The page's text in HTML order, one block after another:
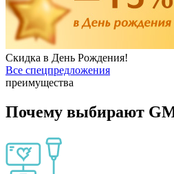
Скидка в День Рождения!
Все спецпредложения
преимущества
Почему выбирают